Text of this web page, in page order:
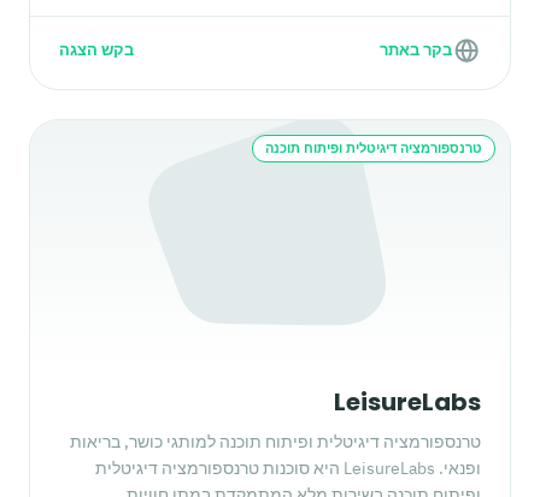
והיצע המוצרים שלך.
בקר באתר בקש הצגה
טרנספורמציה דיגיטלית ופיתוח תוכנה
LeisureLabs
טרנספורמציה דיגיטלית ופיתוח תוכנה למותגי כושר, בריאות
ופנאי. LeisureLabs היא סוכנות טרנספורמציה דיגיטלית